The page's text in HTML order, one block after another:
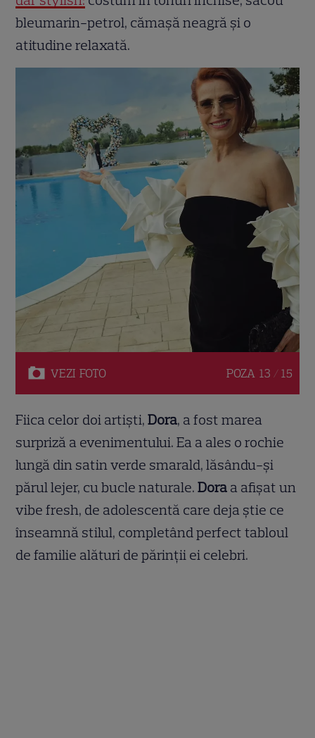
bleumarin-petrol, cămașă neagră și o
atitudine relaxată.
VEZI FOTO POZA 13 / 15
Fiica celor doi artiști,Dora, a fost marea
surpriză a evenimentului. Ea a ales o rochie
lungă din satin verde smarald, lăsându-și
părul lejer, cu bucle naturale.Dora a afișat un
vibe fresh, de adolescentă care deja știe ce
înseamnă stilul, completând perfect tabloul
de familie alături de părinții ei celebri.